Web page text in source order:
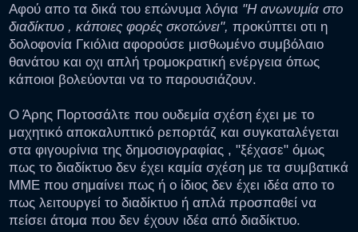
Αφού απο τα δικά του επώνυμα λόγια "Η ανωνυμία στο
διαδίκτυο , κάποιες φορές σκοτώνει", προκύπτει οτι η
δολοφονία Γκιόλια αφορούσε μισθωμένο συμβόλαιο
θανάτου και οχι απλή τρομοκρατική ενέργεια όπως
κάποιοι βολεύονται να το παρουσιάζουν.
Ο Άρης Πορτοσάλτε που ουδεμία σχέση έχει με το
μαχητικό αποκαλυπτικό ρεπορτάζ και συγκαταλέγεται
στα φιγουρίνια της δημοσιογραφίας , "ξέχασε" όμως
πως το διαδίκτυο δεν έχει καμία σχέση με τα συμβατικά
ΜΜΕ που σημαίνει πως ή ο ίδιος δεν έχει ιδέα απο το
πως λειτουργεί το διαδίκτυο ή απλά προσπαθεί να
πείσει άτομα που δεν έχουν ιδέα από διαδίκτυο.